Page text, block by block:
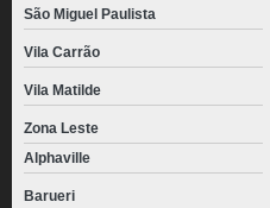
São Miguel Paulista
Vila Carrão
Vila Matilde
Zona Leste
Alphaville
Barueri